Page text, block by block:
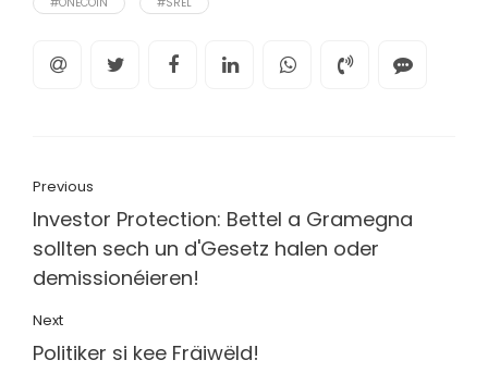
Previous
Investor Protection: Bettel a Gramegna
sollten sech un d'Gesetz halen oder
demissionéieren!
Next
Politiker si kee Fräiwëld!